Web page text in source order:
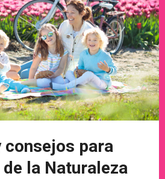
consejos para
la Naturaleza